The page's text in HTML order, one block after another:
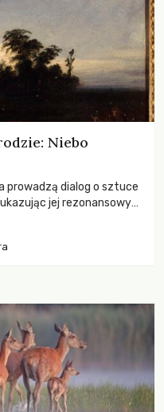
Niebo
prowadzą dialog o sztuce
jej rezonansowy